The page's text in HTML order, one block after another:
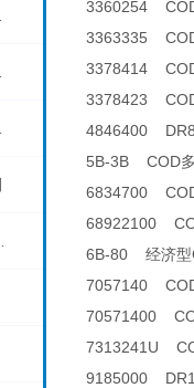
3360254
3363335
3378414
3378423
4846400
5B-3B COD
6834700
68922100
6B-80 经济型
7057140
70571400
7313241U
9185000